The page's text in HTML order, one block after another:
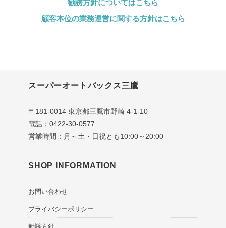
勧誘方針についてはこちら
顧客本位の業務運営に関する方針はこちら
スーパーオートバックス三鷹
〒181-0014 東京都三鷹市野崎 4-1-10
電話：0422-30-0577
営業時間：月～土・日祝とも10:00～20:00
SHOP INFORMATION
お問い合わせ
プライバシーポリシー